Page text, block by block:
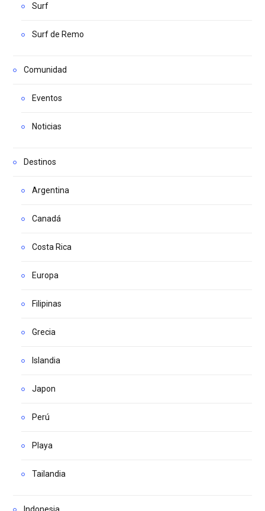
Surf
Surf de Remo
Comunidad
Eventos
Noticias
Destinos
Argentina
Canadá
Costa Rica
Europa
Filipinas
Grecia
Islandia
Japon
Perú
Playa
Tailandia
Indonesia